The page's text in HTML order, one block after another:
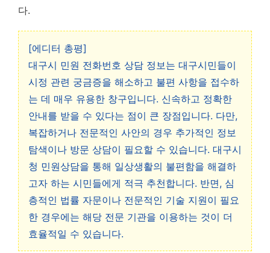
다.
[에디터 총평]
대구시 민원 전화번호 상담 정보는 대구시민들이
시정 관련 궁금증을 해소하고 불편 사항을 접수하
는 데 매우 유용한 창구입니다. 신속하고 정확한
안내를 받을 수 있다는 점이 큰 장점입니다. 다만,
복잡하거나 전문적인 사안의 경우 추가적인 정보
탐색이나 방문 상담이 필요할 수 있습니다. 대구시
청 민원상담을 통해 일상생활의 불편함을 해결하
고자 하는 시민들에게 적극 추천합니다. 반면, 심
층적인 법률 자문이나 전문적인 기술 지원이 필요
한 경우에는 해당 전문 기관을 이용하는 것이 더
효율적일 수 있습니다.